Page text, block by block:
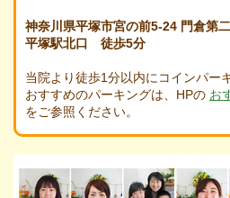
神奈川県平塚市宮の前5-24 門倉第
平塚駅北口 徒歩5分
当院より徒歩1分以内にコインパー
おすすめのパーキングは、HPの お
をご参照ください。